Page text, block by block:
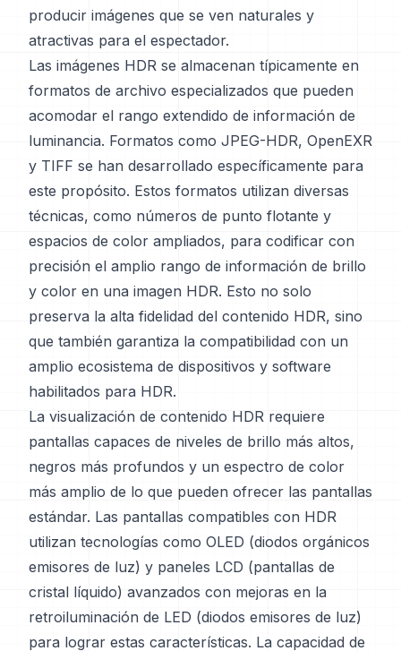
producir imágenes que se ven naturales y
atractivas para el espectador.
Las imágenes HDR se almacenan típicamente en
formatos de archivo especializados que pueden
acomodar el rango extendido de información de
luminancia. Formatos como JPEG-HDR, OpenEXR
y TIFF se han desarrollado específicamente para
este propósito. Estos formatos utilizan diversas
técnicas, como números de punto flotante y
espacios de color ampliados, para codificar con
precisión el amplio rango de información de brillo
y color en una imagen HDR. Esto no solo
preserva la alta fidelidad del contenido HDR, sino
que también garantiza la compatibilidad con un
amplio ecosistema de dispositivos y software
habilitados para HDR.
La visualización de contenido HDR requiere
pantallas capaces de niveles de brillo más altos,
negros más profundos y un espectro de color
más amplio de lo que pueden ofrecer las pantallas
estándar. Las pantallas compatibles con HDR
utilizan tecnologías como OLED (diodos orgánicos
emisores de luz) y paneles LCD (pantallas de
cristal líquido) avanzados con mejoras en la
retroiluminación de LED (diodos emisores de luz)
para lograr estas características. La capacidad de